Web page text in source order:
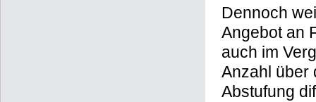
Dennoch
Angebot an
auch im
Anzahl über
Abstufung